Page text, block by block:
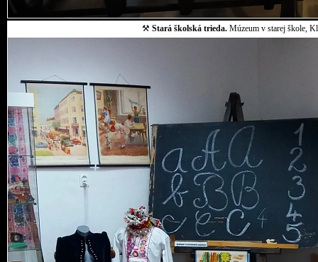
⚒ Stará školská trieda. Múzeum v starej škole,